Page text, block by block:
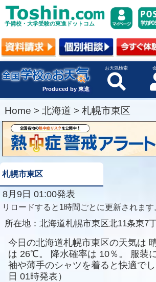
予備校・大学受験の東進ドットコム
Produced by 東進
お天気検索
Home > 北海道 > 札幌市東区
札幌市東区
8月9日 01:00発表
リロードすると1時間ごとに更新されます
所在地： 北海道札幌市東区北11条東7
今日の北海道札幌市東区の天気は
は 26℃。 降水確率は 10％。 服装
袖や薄手のシャツを着ると快適でし
日 01時発表）